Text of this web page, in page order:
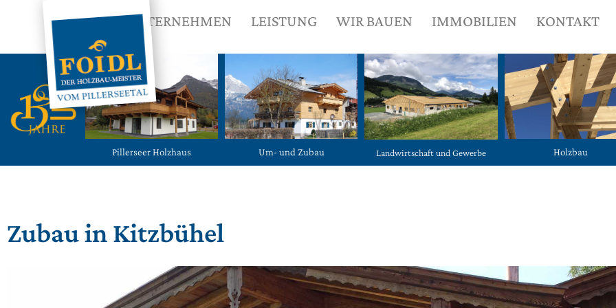
UNTERNEHMEN LEISTUNG WIR BAUEN IMMOBILIEN KONTAKT
Pillerseer Holzhaus Um- und Zubau Landwirtschaft und Gewerbe Holzbau
Zubau in Kitzbühel